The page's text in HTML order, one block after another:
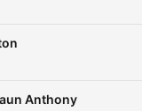
Anthony